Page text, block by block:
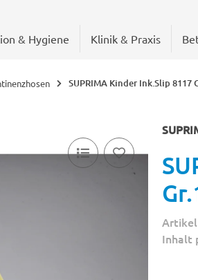
& Hygiene Klinik & Praxis
SUPRIMA Kinder Ink.Slip 8117
Inhalt